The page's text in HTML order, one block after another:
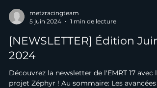
metzracingteam
5 juin 2024
1 min de lecture
[NEWSLETTER] Édition Juin
2024
Découvrez la newsletter de l'EMRT 17 avec le
projet Zéphyr ! Au sommaire: Les avancées